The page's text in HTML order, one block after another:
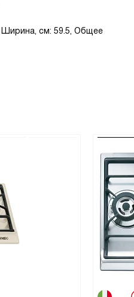
Ширина, см: 59.5, Общее